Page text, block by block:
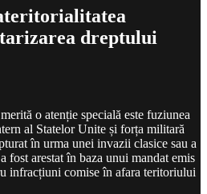
dreptului
o atenție specială este fuziunea
al Statelor Unite și forța militară
în urma unei invazii clasice sau a
fost arestat în baza unui mandat emis
infracțiuni comise în afara teritoriului